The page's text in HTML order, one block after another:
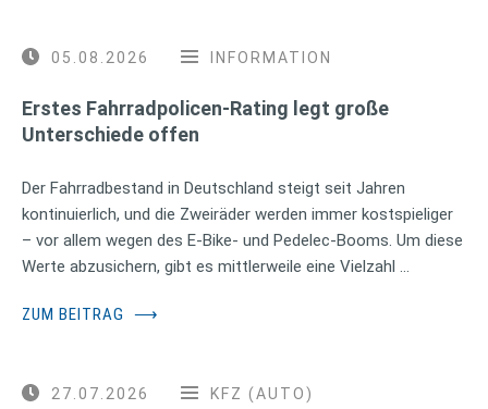
05.08.2026 INFORMATION
Erstes Fahrradpolicen-Rating legt große
Unterschiede offen
Der Fahrradbestand in Deutschland steigt seit Jahren
kontinuierlich, und die Zweiräder werden immer kostspieliger
– vor allem wegen des E-Bike- und Pedelec-Booms. Um diese
Werte abzusichern, gibt es mittlerweile eine Vielzahl …
ZUM BEITRAG ⟶
27.07.2026 KFZ (AUTO)